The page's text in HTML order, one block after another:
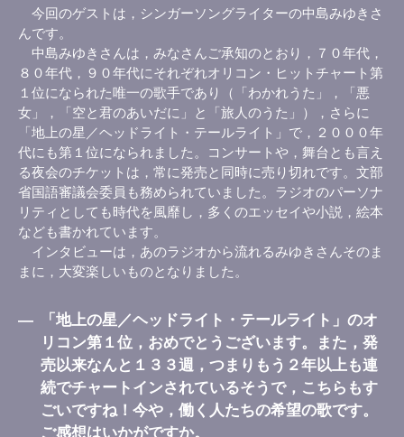
今回のゲストは，シンガーソングライターの中島みゆきさ
んです。
中島みゆきさんは，みなさんご承知のとおり，７０年代，
８０年代，９０年代にそれぞれオリコン・ヒットチャート第
１位になられた唯一の歌手であり（「わかれうた」，「悪
女」，「空と君のあいだに」と「旅人のうた」），さらに
「地上の星／ヘッドライト・テールライト」で，２０００年
代にも第１位になられました。コンサートや，舞台とも言え
る夜会のチケットは，常に発売と同時に売り切れです。文部
省国語審議会委員も務められていました。ラジオのパーソナ
リティとしても時代を風靡し，多くのエッセイや小説，絵本
なども書かれています。
インタビューは，あのラジオから流れるみゆきさんそのま
まに，大変楽しいものとなりました。
―
「地上の星／ヘッドライト・テールライト」のオ
リコン第１位，おめでとうございます。また，発
売以来なんと１３３週，つまりもう２年以上も連
続でチャートインされているそうで，こちらもす
ごいですね！今や，働く人たちの希望の歌です。
ご感想はいかがですか。